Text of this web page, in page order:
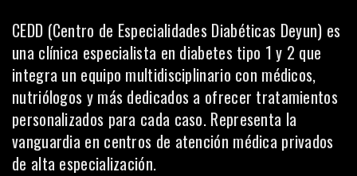
CEDD (Centro de Especialidades Diabéticas Deyun) es
una clínica especialista en diabetes tipo 1 y 2 que
integra un equipo multidisciplinario con médicos,
nutriólogos y más dedicados a ofrecer tratamientos
personalizados para cada caso. Representa la
vanguardia en centros de atención médica privados
de alta especialización.